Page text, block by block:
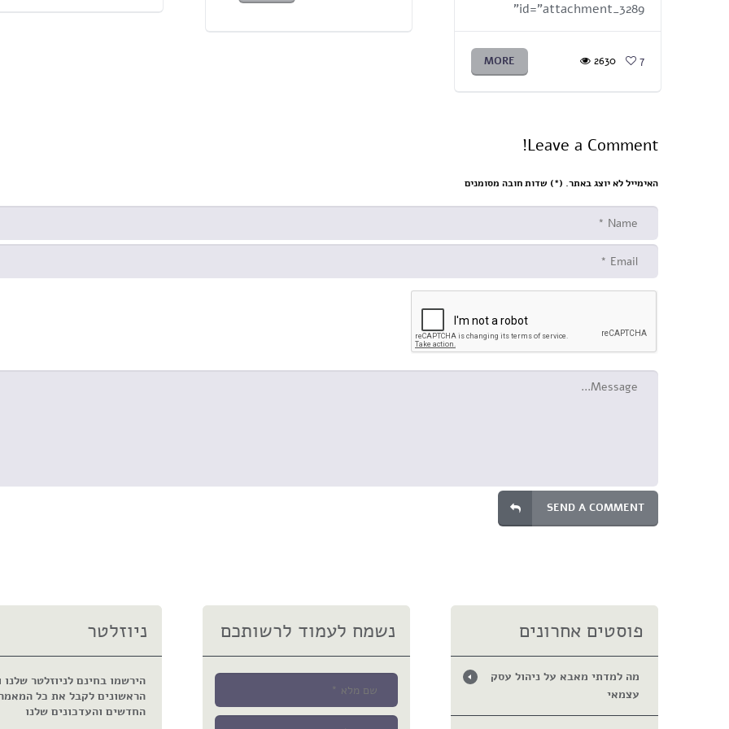
id="attachment_3289"
MORE 2630 7
Leave a Comment!
האימייל לא יוצג באתר. (*) שדות חובה מסומנים
SEND A COMMENT
פוסטים אחרונים
מה למדתי מאבא על ניהול עסק
עצמאי
נשמח לעמוד לרשותכם ניוזלטר
הירשמו בחינם לניוזלטר שלנו
הראשונים לקבל את כל
החדשים והעדכונים שלנו